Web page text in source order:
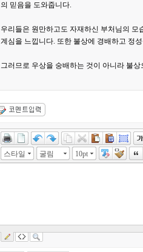
의 믿음을 도와줍니다.
우리들은 원만하고도 자재하신 부처님의
계심을 느낍니다. 또한 불상에 경배하고 정
그러므로 우상을 숭배하는 것이 아니라 불
스타일 굴림 10pt